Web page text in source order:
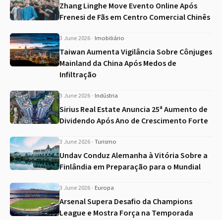
Zhang Linghe Move Evento Online Após
Frenesi de Fãs em Centro Comercial Chinês
3 June 2026 · Imobiliário
Taiwan Aumenta Vigilância Sobre Cônjuges
Mainland da China Após Medos de
Infiltração
3 June 2026 · Indústria
Sirius Real Estate Anuncia 25ª Aumento de
Dividendo Após Ano de Crescimento Forte
3 June 2026 · Turismo
Undav Conduz Alemanha à Vitória Sobre a
Finlândia em Preparação para o Mundial
3 June 2026 · Europa
Arsenal Supera Desafio da Champions
League e Mostra Força na Temporada